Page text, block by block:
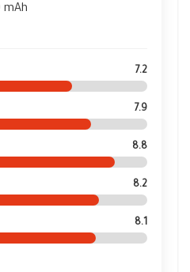
mAh
7.2
7.9
8.8
8.2
8.1